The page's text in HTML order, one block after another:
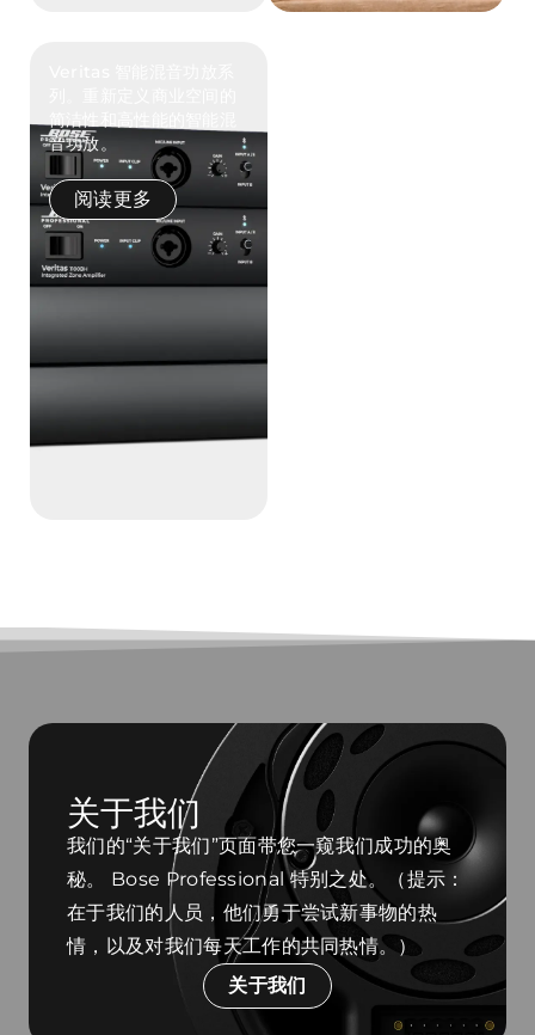
简洁性和高性能的智能混
音功放。
阅读更多
关于我们
我们的“关于我们”页面带您一窥我们成功的奥
秘。 Bose Professional 特别之处。（提示：
在于我们的人员，他们勇于尝试新事物的热
情，以及对我们每天工作的共同热情。）
关于我们